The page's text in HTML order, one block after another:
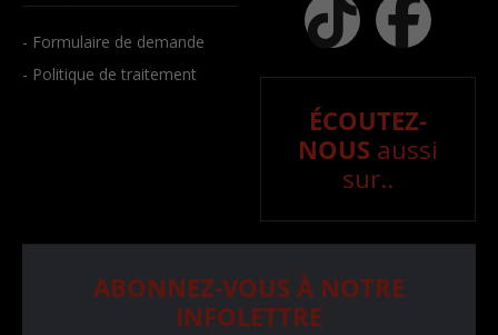
- Formulaire de demande
- Politique de traitement
ÉCOUTEZ-
NOUS aussi
sur..
ABONNEZ-VOUS À NOTRE
INFOLETTRE